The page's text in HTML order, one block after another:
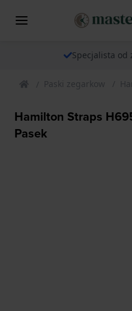
Specjalista od
Paski zegarkow
Hamilton Straps
Pasek